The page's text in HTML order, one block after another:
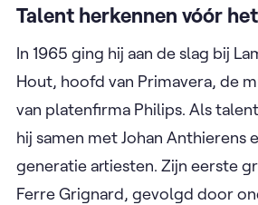
Talent herkennen vóór
In 1965 ging hij aan de slag bij
Hout, hoofd van Primavera, de
van platenfirma Philips. Als
hij samen met Johan Anthierens
generatie artiesten. Zijn eerste
Ferre Grignard, gevolgd door